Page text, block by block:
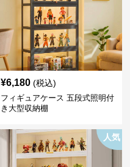
¥6,180 (税込)
フィギュアケース 五段式照明付
き大型収納棚
人気